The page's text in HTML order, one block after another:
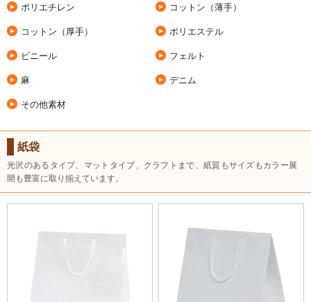
ポリエチレン コットン（薄手）
コットン（厚手） ポリエステル
ビニール フェルト
麻 デニム
その他素材
紙袋
光沢のあるタイプ、マットタイプ、クラフトまで、紙質もサイズもカラー展
開も豊富に取り揃えています。